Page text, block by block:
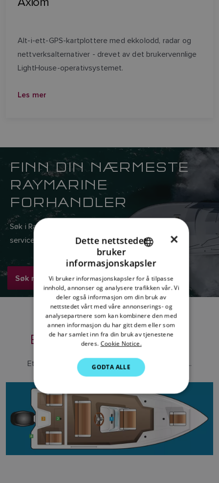
Alt-i-ett-GPS-kartplottere med ekkolodd, radar og
nettverksalternativer - drevet av det brukervennlige
LightHouse-operativsystemet.
Les mer
FINN DIN NÆRMESTE
RAYMARINE
FORHANDLER
Søk i Raymarines globale nettverk av salgs- og
serviceforhandlere her.
Søk nå
TYPISK
EKKOLODDSYSTEM
Et komplett fiske-/ekkoloddsystem består av ...
DANISH
ITALIAN
SWEDISH
GERMAN
SPANISH
FINNISH
×
Dette nettstedet
bruker
informasjonskapsler
Vi bruker informasjonskapsler for å tilpasse
innhold, annonser og analysere trafikken vår. Vi
deler også informasjon om din bruk av
nettstedet vårt med våre annonserings- og
analysepartnere som kan kombinere den med
annen informasjon du har gitt dem eller som
de har samlet inn fra din bruk av tjenestene
deres. Cookie Notice.
GODTA ALLE